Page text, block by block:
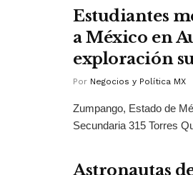
Estudiantes
a México en
exploración
Por Negocios y Política MX
Zumpango, Estado de
Secundaria 315 Torres
Astronautas